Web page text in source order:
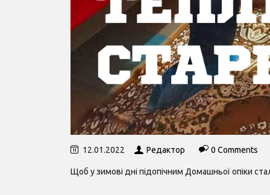
12.01.2022 Редактор 0 Comments
Щоб у зимові дні підопічним Домашньої опіки